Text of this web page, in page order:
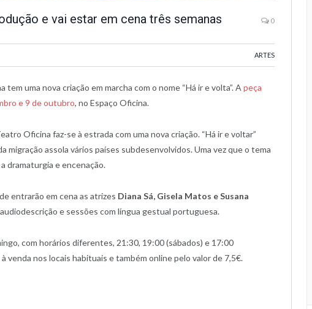
e vai estar em cena três semanas 0
ARTES
uma nova criação em marcha com o nome “Há ir e volta”. A peça
e 9 de outubro, no Espaço Oficina.
Oficina faz-se à estrada com uma nova criação. “Há ir e voltar”
migração assola vários países subdesenvolvidos. Uma vez que o tema
dramaturgia e encenação.
entrarão em cena as atrizes Diana Sá, Gisela Matos e Susana
e sessões com língua gestual portuguesa.
com horários diferentes, 21:30, 19:00 (sábados) e 17:00
venda nos locais habituais e também online pelo valor de 7,5€.